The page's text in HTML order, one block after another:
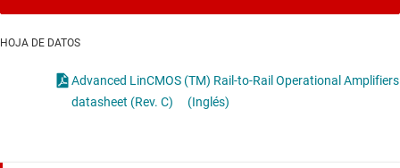
HOJA DE DATOS
Advanced LinCMOS (TM) Rail-to-Rail Operational Amplifiers
datasheet (Rev. C)
(Inglés)